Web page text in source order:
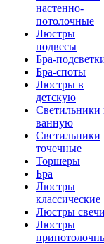
настенно-
потолочные
Люстры
подвесы
Бра-
Бра-споты
Люстры в
детскую
Светильники
ванную
Светильники
точечные
Торшеры
Бра
Люстры
классические
Люстры свечи
Люстры